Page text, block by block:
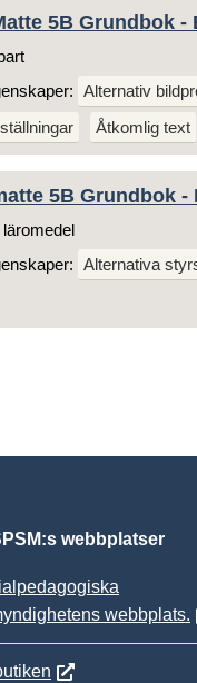
5B Grundbok -
Alternativ
Åtkomlig text
5B Grundbok -
Alternativa
webbplatser
webbplats.